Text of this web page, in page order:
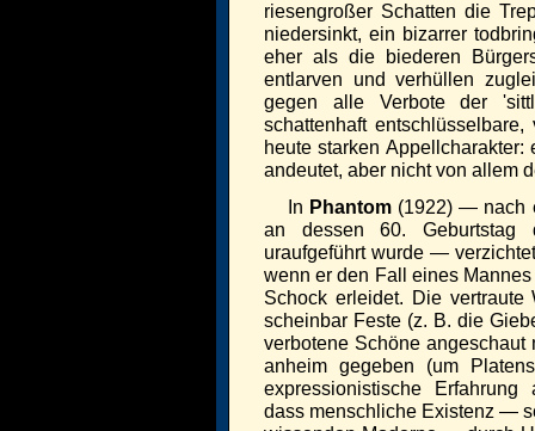
riesengroßer Schatten die
niedersinkt, ein bizarrer
eher als die biederen
entlarven und verhüllen
gegen alle Verbote der
schattenhaft
heute starken
andeutet, aber nicht von allem
In Phantom (1922) — nach
an dessen 60.
uraufgeführt wurde —
wenn er den Fall eines
Schock erleidet. Die vertraute
scheinbar Feste (z. B. die
verbotene Schöne
anheim gegeben (um
expressionistische
dass menschliche Existenz —